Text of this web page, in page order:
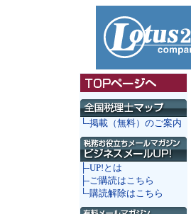
└-掲載（無料）のご案内
├-UP!とは
├-ご購読はこちら
└-購読解除はこちら